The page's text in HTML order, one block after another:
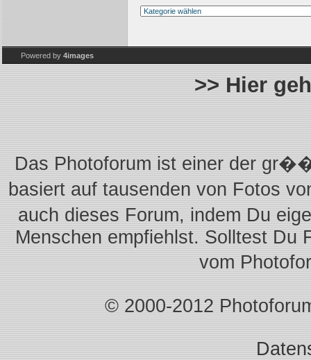
Powered by 4images
>> Hier
Das Photoforum ist einer der
basiert auf tausenden von Fotos
auch dieses Forum, indem Du
Menschen empfiehlst. Solltest Du
vom
© 2000-2012